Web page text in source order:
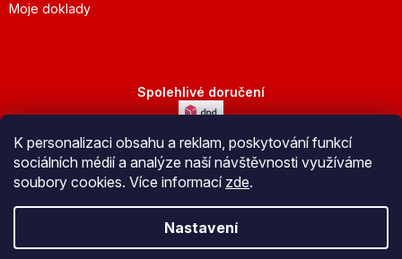
K personalizaci obsahu a reklam, poskytování funkcí
sociálních médií a analýze naší návštěvnosti využíváme
soubory cookies. Více informací zde.
Nastavení
Moje doklady
Spolehlivé doručení
Bezpečná platba